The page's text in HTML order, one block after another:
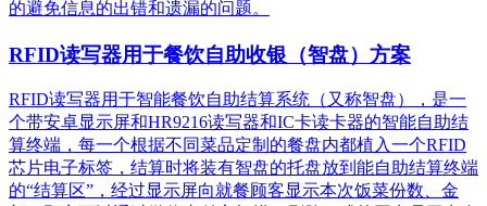
的避免信息的出错和遗漏的问题。
RFID读写器用于餐饮自助收银（智盘）方案
RFID读写器用于智能餐饮自助结算系统（又称智盘），是一
个带安卓显示屏和HR9216读写器和IC卡读卡器的智能自助结
算终端，每一个根据不同菜品定制的餐盘内都植入一个RFID
芯片电子标签，结算时将装有智盘的托盘放到能自助结算终端
的“结算区”，经过显示屏向就餐顾客显示本次饭菜份数、金